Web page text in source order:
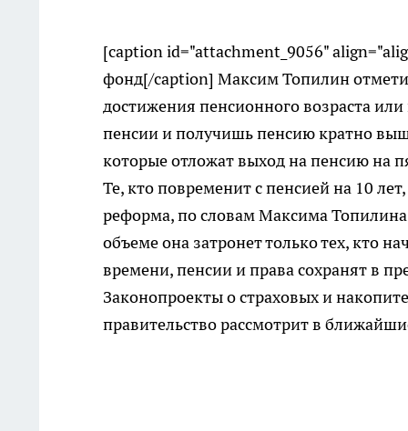
[caption id="attachment_9056"
фонд[/caption] Максим Топилин
достижения пенсионного возраста
пенсии и получишь пенсию кратно
которые отложат выход на пенсию на
Те, кто повременит с пенсией на 10
реформа, по словам Максима
объеме она затронет только тех, кто
времени, пенсии и права сохранят в
Законопроекты о страховых и
правительство рассмотрит в